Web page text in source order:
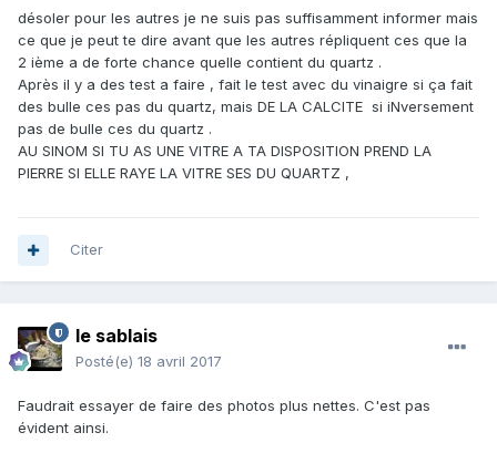
désoler pour les autres je ne suis pas suffisamment informer mais
ce que je peut te dire avant que les autres répliquent ces que la
2 ième a de forte chance quelle contient du quartz .
Après il y a des test a faire , fait le test avec du vinaigre si ça fait
des bulle ces pas du quartz, mais DE LA CALCITE si iNversement
pas de bulle ces du quartz .
AU SINOM SI TU AS UNE VITRE A TA DISPOSITION PREND LA
PIERRE SI ELLE RAYE LA VITRE SES DU QUARTZ ,
Citer
le sablais
Posté(e) 18 avril 2017
Faudrait essayer de faire des photos plus nettes. C'est pas
évident ainsi.